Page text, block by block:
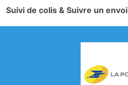
Suivi de colis & Suivre un envoi